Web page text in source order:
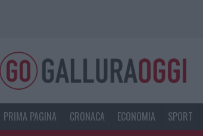
PRIMA PAGINA CRONACA ECONOMIA SPORT